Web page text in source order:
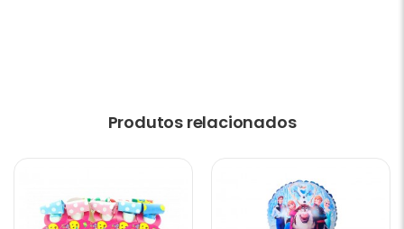
Produtos relacionados